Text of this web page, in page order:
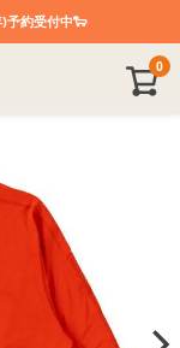
予約受付中🐑
0